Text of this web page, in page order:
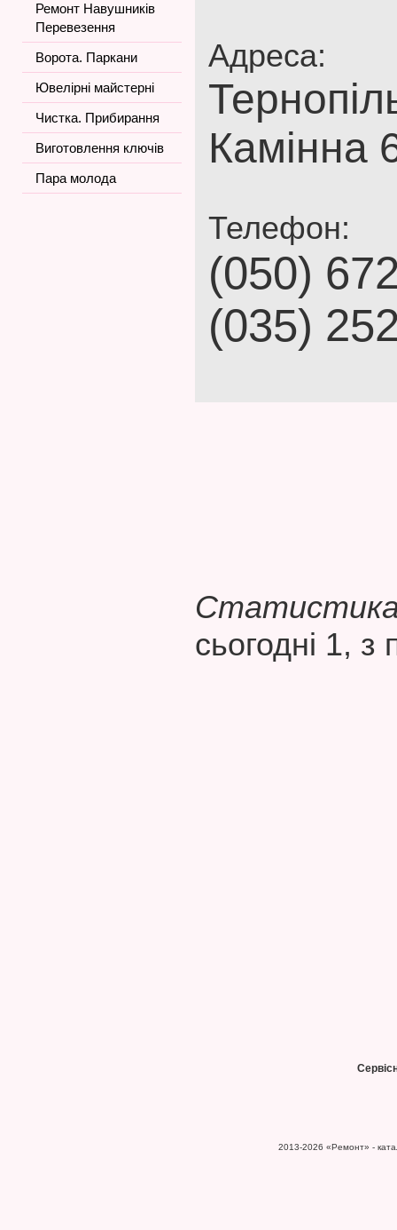
Ремонт Навушників
Перевезення
Ворота. Паркани
Ювелірні майстерні
Чистка. Прибирання
Виготовлення ключів
Пара молода
Адреса:
Камінна
Телефон:
(050)
(035)
Статистика
сьогодні 1, з
2013-2026 «Ремонт» -